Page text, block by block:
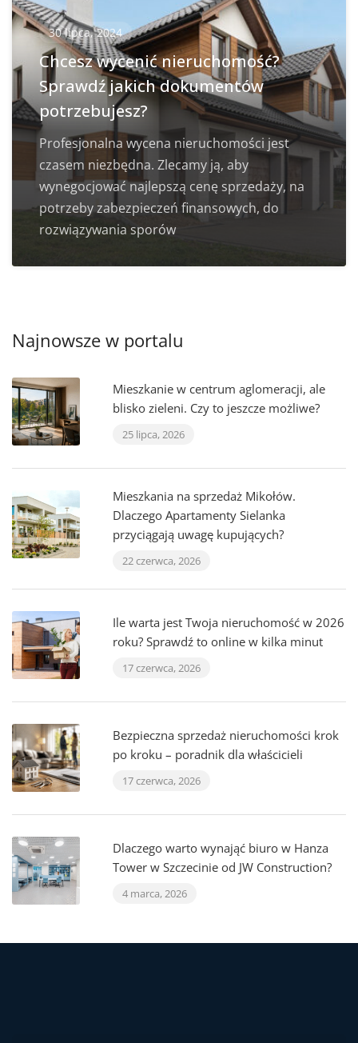
30 lipca, 2024
Chcesz wycenić nieruchomość?
Sprawdź jakich dokumentów
potrzebujesz?
Profesjonalna wycena nieruchomości jest
czasem niezbędna. Zlecamy ją, aby
wynegocjować najlepszą cenę sprzedaży, na
potrzeby zabezpieczeń finansowych, do
rozwiązywania sporów
Najnowsze w portalu
Mieszkanie w centrum aglomeracji, ale
blisko zieleni. Czy to jeszcze możliwe?
25 lipca, 2026
Mieszkania na sprzedaż Mikołów.
Dlaczego Apartamenty Sielanka
przyciągają uwagę kupujących?
22 czerwca, 2026
Ile warta jest Twoja nieruchomość w 2026
roku? Sprawdź to online w kilka minut
17 czerwca, 2026
Bezpieczna sprzedaż nieruchomości krok
po kroku – poradnik dla właścicieli
17 czerwca, 2026
Dlaczego warto wynająć biuro w Hanza
Tower w Szczecinie od JW Construction?
4 marca, 2026